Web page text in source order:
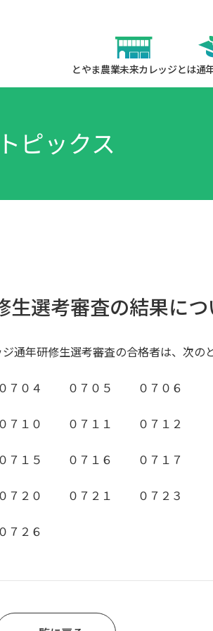
とやま農業未来カレッジとは通
トピックス
生選考審査の結果につ
通年研修生選考審査の合格者は、次の
０４ ０７０５ ０７０６
１０ ０７１１ ０７１２
１５ ０７１６ ０７１７
２０ ０７２１ ０７２３
２６